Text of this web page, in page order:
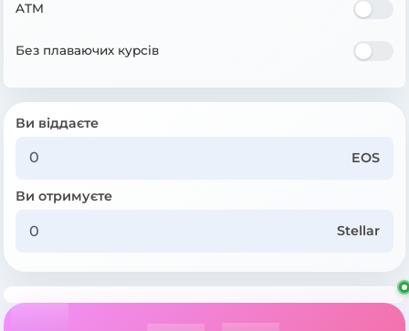
ATM
Без плаваючих курсів
Ви віддаєте
EOS
Ви отримуєте
Stellar